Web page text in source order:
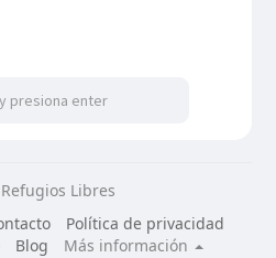
Libres
Política de privacidad
Blog
Más información